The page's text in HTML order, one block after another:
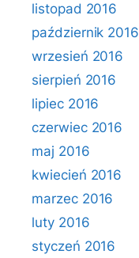
listopad 2016
październik 2016
wrzesień 2016
sierpień 2016
lipiec 2016
czerwiec 2016
maj 2016
kwiecień 2016
marzec 2016
luty 2016
styczeń 2016